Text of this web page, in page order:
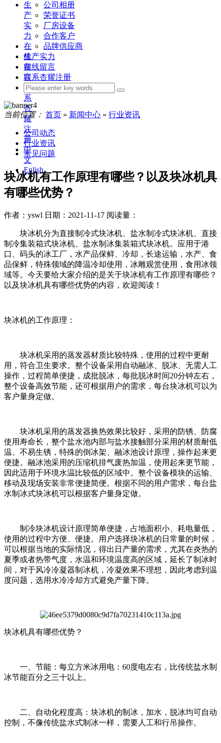
生
产
实
力
在
线
留
言
联
系
杏
耀
注
册
中
文
Enlish
公司相册
荣誉证书
厂房设备
合作客户
品牌供应商
生产实力
在线留言
联系杏耀注册
当前位置： 首页 » 新闻中心 » 行业资讯
公司动态
行业资讯
常见问题
块冰机有工作原理有哪些？以及块冰机具
有哪些优势？
作者：yswl 日期：2021-11-17 阅读量：
块冰机分为直接制冷式块冰机、盐水制冷式块冰机、直接
制冷集装箱式块冰机、盐水制冰集装箱式块冰机。应用于港
口、码头的冰工厂，水产品保鲜、冷却，长途运输，水产、食
品保鲜，特殊领域的降温冷却使用，冰雕观赏使用，食用冰领
域等。今天要给大家介绍的是关于块冰机有工作原理有哪些？
以及块冰机具有哪些优势的内容，欢迎阅读！
块冰机的工作原理：
块冰机采用的蒸发器材质比较特殊，使用的过程中更耐
用，符合卫生要求。整个设备采用自动融冰、脱冰、无需人工
操作，过程简单便捷，成批脱冰，每批脱冰时间20分钟左右，
整个设备高效节能，还可根据用户的需求，每台块冰机可以为
客户量身定做。
块冰机采用的蒸发器换热效果比较好，采用的防锈、防腐
使用寿命长，整个盐水池内部与盐水接触部分采用的材质耐低
温、不易生锈，特殊的倒冰架、融冰池设计原理，操作起来更
便捷。融冰池采用的压缩机排气废热加温，使用起来更节能，
因此适用于环境水温比较低的区域中。整个设备模块的运输、
移动及现场安装非常便捷简便。根据不同的用户需求，每台盐
水制冰式块冰机可以根据客户量身定做。
制冷块冰机设计原理简单便捷，占地面积小、耗电量低，
使用的过程中方便、便捷。用户选择块冰机的日常量的时候，
可以根据当地的实际情况，得出日产量的需求，尤其在炎热的
夏季或者热带气度，水温和环境温度高的区域，延长了制冰时
间，对于风冷冷凝器制冰机，冷凝效果不理想，因此考虑到温
度问题，选用水冷冷却方式避免产量下降。
块冰机具有哪些优势？
一、节能：每立方米冰用电：60度电左右，比传统盐水制
冰节能百分之三十以上。
二、自动化程度高：块冰机的制冰，加水，脱冰均可自动
控制，不像传统盐水式制冰一样，需要人工和行吊操作。